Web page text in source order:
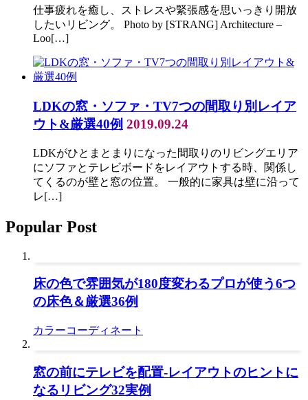
仕事疲れを癒し、ストレスや緊張感を思いっきり開放
したいリビング。 Photo by [STRANG] Architecture –
Loo[…]
LDKの窓・ソファ・TV7つの間取り別レイア
ウト&厳選40例 2019.09.24
LDKがひとまとまりになった間取りのリビングエリア
にソファとテレビボードをレイアウトする時、関係し
てくるのが壁と窓の位置。 一般的に家具は壁に沿って
レ[…]
Popular Post
床の色で雰囲気が180度変わるプロが使う6つ
の床色＆厳選36例
カラーコーディネート
窓の前にテレビを配置-レイアウトのヒントに
なるリビング32実例